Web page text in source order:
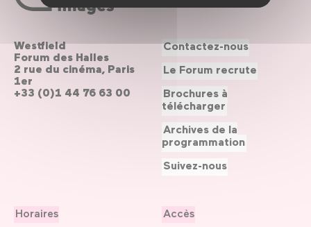
Westfield
Forum des Halles
2 rue du cinéma, Paris
1er
+33 (0)1 44 76 63 00
Horaires Accès
Contactez-nous
Le Forum recrute
Brochures à
télécharger
Archives de la
programmation
Suivez-nous